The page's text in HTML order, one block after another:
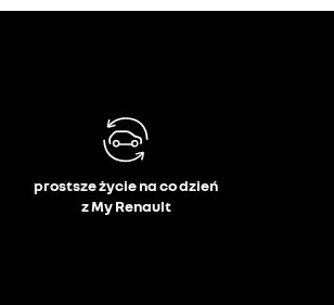
prostsze życie na co dzień
z My Renault